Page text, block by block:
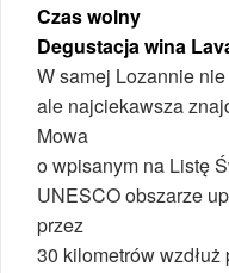
Czas wolny
Degustacja wina
W samej Lozannie
ale najciekawsza
Mowa
o wpisanym na Listę
UNESCO obszarze
przez
30 kilometrów